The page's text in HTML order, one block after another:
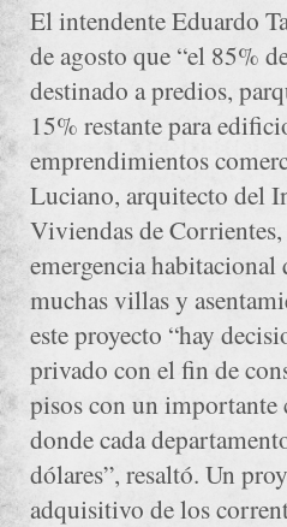
El intendente Eduardo
de agosto que “el 85%
destinado a predios,
15% restante para
emprendimientos
Luciano, arquitecto del
Viviendas de
emergencia
muchas villas y
este proyecto “hay
privado con el fin de
pisos con un importante
donde cada
dólares”, resaltó. Un
adquisitivo de los